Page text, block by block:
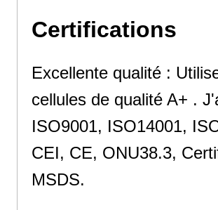
Certifications
Excellente qualité :
cellules de qualité A+ .
ISO9001, ISO14001,
CEI, CE, ONU38.3,
MSDS.